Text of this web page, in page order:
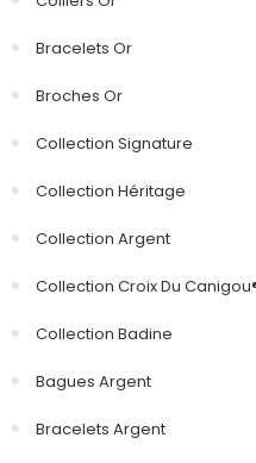
Bracelets Or
Broches Or
Collection Signature
Collection Héritage
Collection Argent
Collection Croix Du
Collection Badine
Bagues Argent
Bracelets Argent